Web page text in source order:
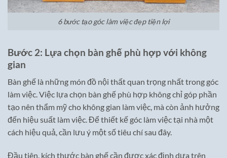
6 bước tạo góc làm việc đẹp tiện lợi
Bước 2: Lựa chọn bàn ghế phù hợp với không
gian
Bàn ghế là những món đồ nội thất quan trọng nhất trong góc
làm việc. Việc lựa chọn bàn ghế phù hợp không chỉ góp phần
tạo nên thẩm mỹ cho không gian làm việc, mà còn ảnh hưởng
đến hiệu suất làm việc. Để thiết kế góc làm việc tại nhà một
cách hiệu quả, cần lưu ý một số tiêu chí sau đây.
Đầu tiên, kích thước bàn ghế cần được xác định dựa trên